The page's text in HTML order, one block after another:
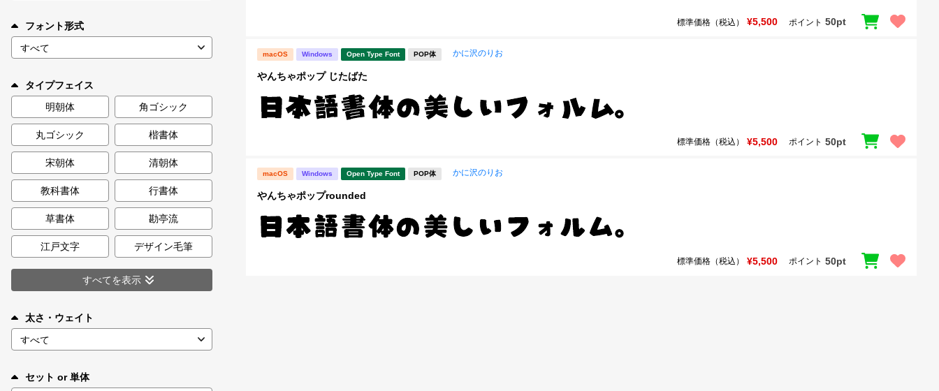
キャンペーン一覧
カート 0
マイページ
お気に入り
ご利用ガイド
お問い合わせ
フォント形式
タイプフェイス
明朝体
角ゴシック
丸ゴシック 楷書体
宋朝体 清朝体
教科書体 行書体
草書体 勘亭流
江戸文字 デザイン毛筆
すべてを表示
太さ・ウェイト
セット or 単体
標準価格（税込） ¥5,500 ポイント 50pt
macOS Windows Open Type Font POP体 かに沢のりお
やんちゃポップ じたばた
標準価格（税込） ¥5,500 ポイント 50pt
macOS Windows Open Type Font POP体 かに沢のりお
やんちゃポップrounded
標準価格（税込） ¥5,500 ポイント 50pt